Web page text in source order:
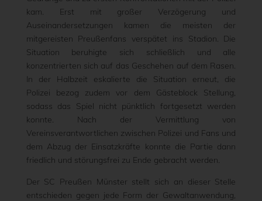
kam. Erst mit großer Verzögerung und
Auseinandersetzungen kamen die meisten der
mitgereisten Preußenfans verspätet ins Stadion. Die
Situation beruhigte sich schließlich und alle
konzentrierten sich auf das Geschehen auf dem Rasen.
In der Halbzeit eskalierte die Situation erneut, die
Polizei bezog zudem vor dem Gästeblock Stellung,
sodass das Spiel nicht pünktlich fortgesetzt werden
konnte. Nach der Vermittlung von
Vereinsverantwortlichen zwischen Polizei und Fans und
dem Abzug der Einsatzkräfte konnte die Partie dann
friedlich und störungsfrei zu Ende gebracht werden.
Der SC Preußen Münster stellt sich an dieser Stelle
entschieden gegen jede Form der Gewaltanwendung,